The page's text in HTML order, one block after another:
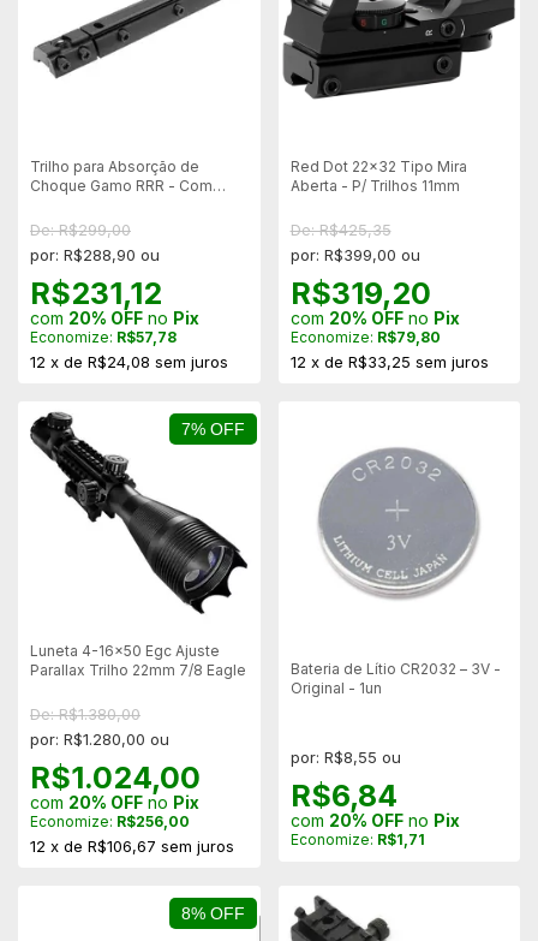
Trilho para Absorção de
Choque Gamo RRR - Com
De: R$299,00
por: R$288,90 ou
R$231,12
com 20% OFF no Pix
Economize: R$57,78
12 x de R$24,08 sem juros
Red Dot 22x32 Tipo Mira
Aberta - P/ Trilhos 11mm
De: R$425,35
por: R$399,00 ou
R$319,20
com 20% OFFno Pix
Economize: R$79,80
12 x de R$33,25 sem juros
7% OFF
Luneta 4-16x50 Egc Ajuste
Parallax Trilho 22mm 7/8 Eagle
De: R$1.380,00
por: R$1.280,00 ou
R$1.024,00
com 20% OFF no Pix
Economize: R$256,00
12 x de R$106,67 sem juros
Bateria de Lítio CR2032 – 3V -
Original - 1un
por: R$8,55 ou
R$6,84
com 20% OFFno Pix
Economize: R$1,71
8% OFF